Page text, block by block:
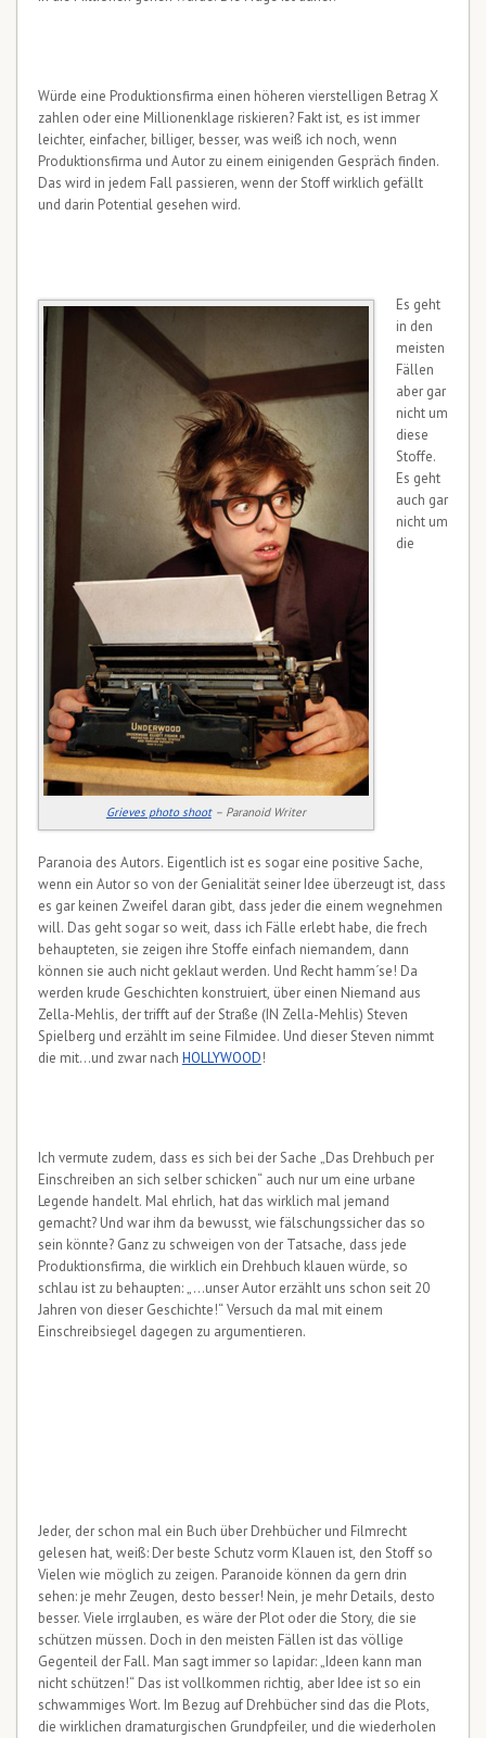
Würde eine Produktionsfirma einen höheren vierstelligen Betrag X
zahlen oder eine Millionenklage riskieren? Fakt ist, es ist immer
leichter, einfacher, billiger, besser, was weiß ich noch, wenn
Produktionsfirma und Autor zu einem einigenden Gespräch finden.
Das wird in jedem Fall passieren, wenn der Stoff wirklich gefällt
und darin Potential gesehen wird.
Grieves photo shoot– Paranoid Writer
Es geht
in den
meisten
Fällen
aber gar
nicht um
diese
Stoffe.
Es geht
auch gar
nicht um
die
Paranoia des Autors. Eigentlich ist es sogar eine positive Sache,
wenn ein Autor so von der Genialität seiner Idee überzeugt ist, dass
es gar keinen Zweifel daran gibt, dass jeder die einem wegnehmen
will. Das geht sogar so weit, dass ich Fälle erlebt habe, die frech
behaupteten, sie zeigen ihre Stoffe einfach niemandem, dann
können sie auch nicht geklaut werden. Und Recht hamm´se! Da
werden krude Geschichten konstruiert, über einen Niemand aus
Zella-Mehlis, der trifft auf der Straße (IN Zella-Mehlis) Steven
Spielberg und erzählt im seine Filmidee. Und dieser Steven nimmt
die mit…und zwar nach HOLLYWOOD!
Ich vermute zudem, dass es sich bei der Sache „Das Drehbuch per
Einschreiben an sich selber schicken“ auch nur um eine urbane
Legende handelt. Mal ehrlich, hat das wirklich mal jemand
gemacht? Und war ihm da bewusst, wie fälschungssicher das so
sein könnte? Ganz zu schweigen von der Tatsache, dass jede
Produktionsfirma, die wirklich ein Drehbuch klauen würde, so
schlau ist zu behaupten: „…unser Autor erzählt uns schon seit 20
Jahren von dieser Geschichte!“ Versuch da mal mit einem
Einschreibsiegel dagegen zu argumentieren.
Jeder, der schon mal ein Buch über Drehbücher und Filmrecht
gelesen hat, weiß: Der beste Schutz vorm Klauen ist, den Stoff so
Vielen wie möglich zu zeigen. Paranoide können da gern drin
sehen: je mehr Zeugen, desto besser! Nein, je mehr Details, desto
besser. Viele irrglauben, es wäre der Plot oder die Story, die sie
schützen müssen. Doch in den meisten Fällen ist das völlige
Gegenteil der Fall. Man sagt immer so lapidar: „Ideen kann man
nicht schützen!“ Das ist vollkommen richtig, aber Idee ist so ein
schwammiges Wort. Im Bezug auf Drehbücher sind das die Plots,
die wirklichen dramaturgischen Grundpfeiler, und die wiederholen